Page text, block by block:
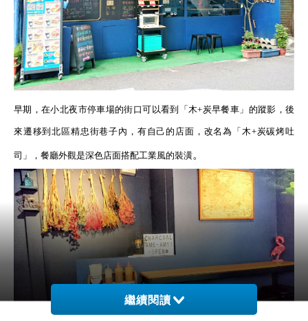
早期，在小北夜市停車場的街口可以看到「木+炭早餐車」的蹤影，後
來遷移到北區精忠街巷子內，有自己的店面，改名為「木+炭碳烤吐
司」，餐廳外觀是深色店面搭配工業風的裝潢。
繼續閱讀